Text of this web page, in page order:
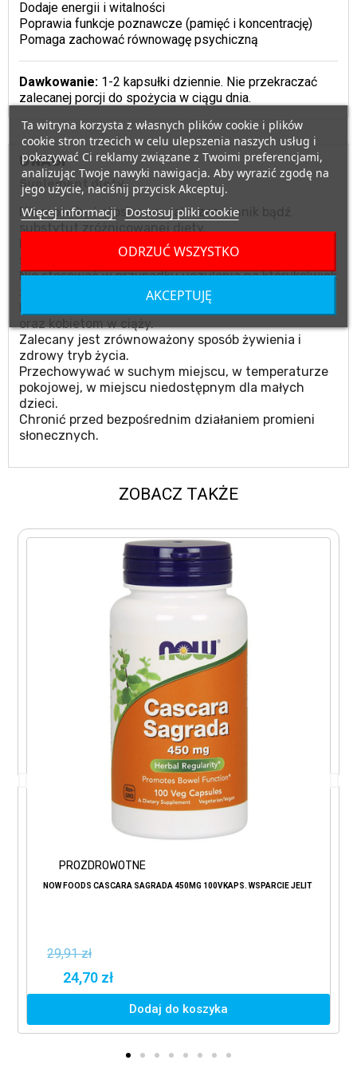
Dodaje energii i witalności
Poprawia funkcje poznawcze (pamięć i koncentrację)
Pomaga zachować równowagę psychiczną
Dawkowanie: 1-2 kapsułki dziennie. Nie przekraczać
zalecanej porcji do spożycia w ciągu dnia.
UWAGI
Suplement diety.
Nie może być stosowany jako zamiennik bądź
substytut zróżnicowanej diety.
Nie należy przekraczać zalecanego dziennego
Nie stosować w przypadku uczulenia na którykolwiek
ze składników produktu.
Produktu nie należy podawać matkom karmiącym
oraz kobietom w ciąży.
Zalecany jest zrównoważony sposób żywienia i
zdrowy tryb życia.
Przechowywać w suchym miejscu, w temperaturze
pokojowej, w miejscu niedostępnym dla małych
dzieci.
Chronić przed bezpośrednim działaniem promieni
słonecznych.
ZOBACZ TAKŻE
PROZDROWOTNE
NOW FOODS CASCARA SAGRADA 450MG 100VKAPS. WSPARCIE JELIT
29,91 zł
24,70 zł
Dodaj do koszyka
Ta witryna korzysta z własnych plików cookie i plików
cookie stron trzecich w celu ulepszenia naszych usług i
pokazywać Ci reklamy związane z Twoimi preferencjami,
analizując Twoje nawyki nawigacja. Aby wyrazić zgodę na
jego użycie, naciśnij przycisk Akceptuj.
Więcej informacji Dostosuj pliki cookie
ODRZUĆ WSZYSTKO
AKCEPTUJĘ